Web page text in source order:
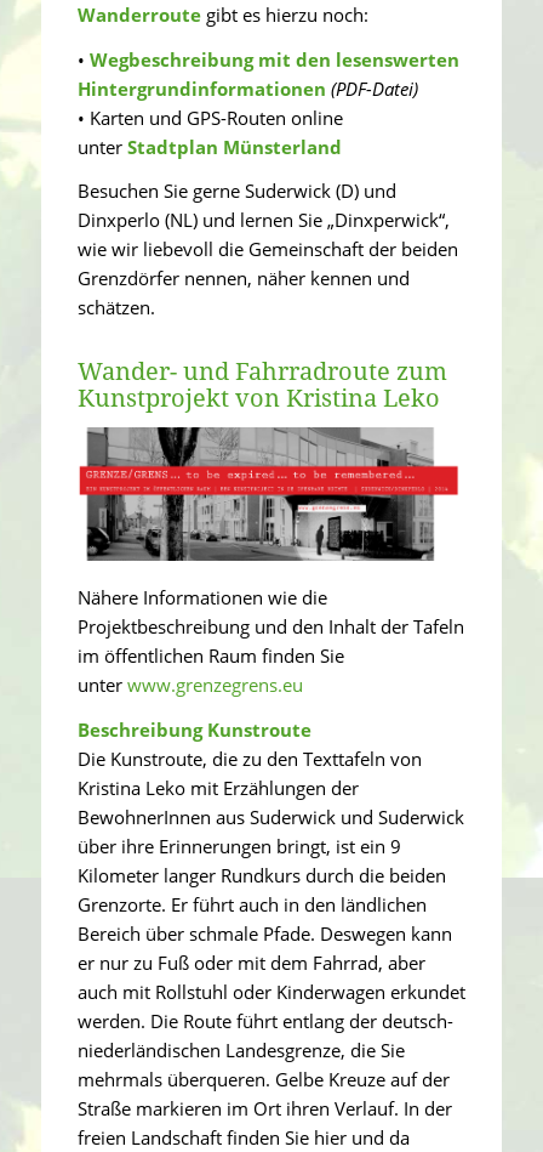
Wanderroutegibt es hierzu noch:
• Wegbeschreibung mit den lesenswerten
Hintergrundinformationen (PDF-Datei)
• Karten und GPS-Routen online
unter Stadtplan Münsterland
Besuchen Sie gerne Suderwick (D) und
Dinxperlo (NL) und lernen Sie „Dinxperwick“,
wie wir liebevoll die Gemeinschaft der beiden
Grenzdörfer nennen, näher kennen und
schätzen.
Wander- und Fahrradroute zum
Kunstprojekt von Kristina Leko
Nähere Informationen wie die
Projektbeschreibung und den Inhalt der Tafeln
im öffentlichen Raum finden Sie
unter www.grenzegrens.eu
Beschreibung Kunstroute
Die Kunstroute, die zu den Texttafeln von
Kristina Leko mit Erzählungen der
BewohnerInnen aus Suderwick und Suderwick
über ihre Erinnerungen bringt, ist ein 9
Kilometer langer Rundkurs durch die beiden
Grenzorte. Er führt auch in den ländlichen
Bereich über schmale Pfade. Deswegen kann
er nur zu Fuß oder mit dem Fahrrad, aber
auch mit Rollstuhl oder Kinderwagen erkundet
werden. Die Route führt entlang der deutsch-
niederländischen Landesgrenze, die Sie
mehrmals überqueren. Gelbe Kreuze auf der
Straße markieren im Ort ihren Verlauf. In der
freien Landschaft finden Sie hier und da